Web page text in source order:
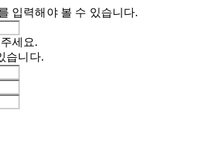
입력해야 볼 수 있습니다.
세요.
습니다.